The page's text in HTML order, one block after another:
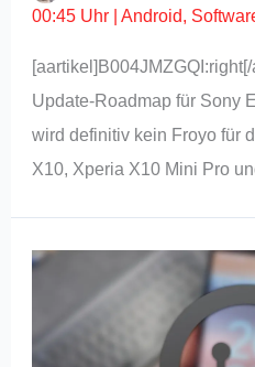
00:45 Uhr |Android,
Update-Roadmap für Sony
wird definitiv kein Froyo für
X10, Xperia X10 Mini Pro